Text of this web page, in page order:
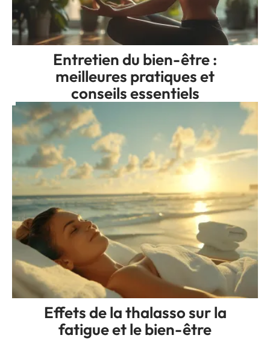
Entretien du bien-être :
meilleures pratiques et
conseils essentiels
Effets de la thalasso sur la
fatigue et le bien-être